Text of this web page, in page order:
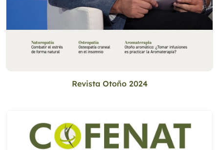
Revista Otoño 2024